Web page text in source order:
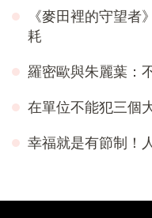
《麥田裡的守望
耗
羅密歐與朱麗葉：
在單位不能犯三個
幸福就是有節制！